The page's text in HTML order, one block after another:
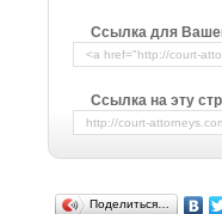
Ссылка для
Ссылка на эту
Поделиться…